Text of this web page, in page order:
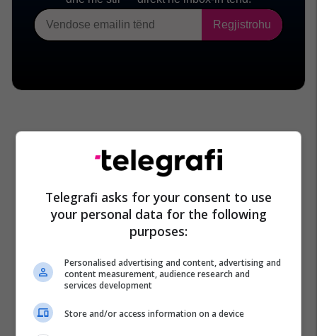
Telegrafi asks for your consent to use
your personal data for the following
purposes:
Personalised advertising and content, advertising and
content measurement, audience research and
services development
Store and/or access information on a device